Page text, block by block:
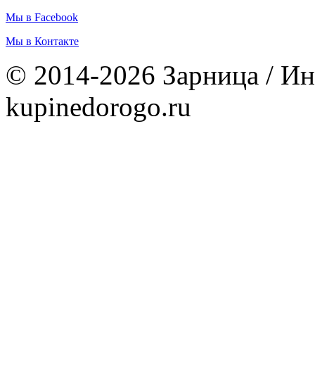
Мы в Facebook
Мы в Контакте
© 2014-2026 Зарница /
kupinedorogo.ru